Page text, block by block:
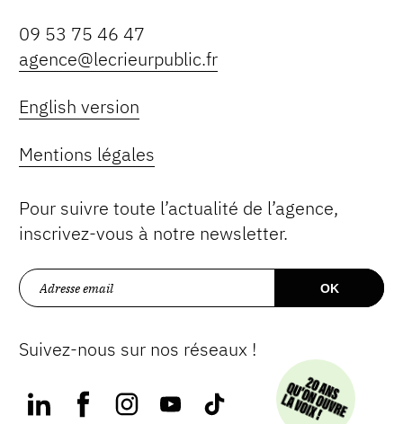
09 53 75 46 47
agence@lecrieurpublic.fr
English version
Mentions légales
Pour suivre toute l’actualité de l’agence,
inscrivez-vous à notre newsletter.
Suivez-nous sur nos réseaux !